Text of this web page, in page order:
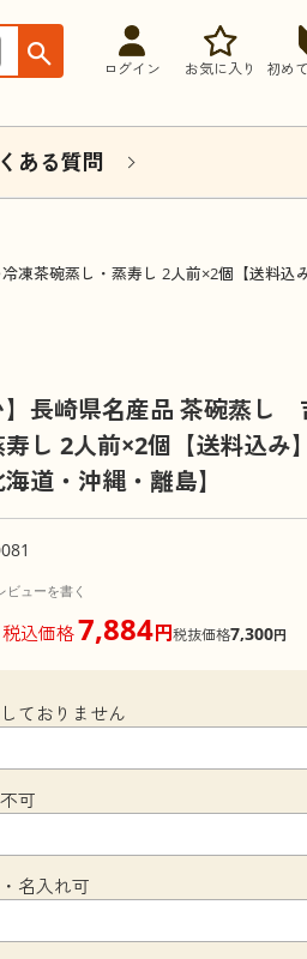
ログイン お気に入り 初め
ある質問
凍茶碗蒸し・蒸寿し 2人前×2個【送料込
】長崎県名産品 茶碗蒸し
し 2人前×2個【送料込み
道・沖縄・離島】
ビューを書く
税込価格7,884円税抜価格7,300円
ておりません
可
名入れ可